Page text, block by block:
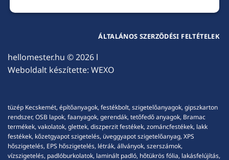
hellomester.hu © 2026 l
Weboldalt készítette: WEXO
ÁLTALÁNOS SZERZŐDÉSI FELTÉTELEK
tüzép Kecskemét, építőanyagok, festékbolt, szigetelőanyagok, gipszkarton
rendszer, OSB lapok, faanyagok, gerendák, tetőfedő anyagok, Bramac
termékek, vakolatok, glettek, diszperzit festékek, zománcfestékek, lakk
festékek, kőzetgyapot szigetelés, üveggyapot szigetelőanyag, XPS
hőszigetelés, EPS hőszigetelés, létrák, állványok, szerszámok,
vízszigetelés, padlóburkolatok, laminált padló, hőtükrös fólia, lakásfelújítás,